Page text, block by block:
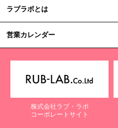
６. 個人情報（保有個人データを
正等、利用停止等の請求
情報の利用目的の通知、開示、訂
たします。これらの請求は、次の
〒761-0323 香川県高松市亀田町90-
株式会社ラブ・ラボ
ラブラボとは
営業カレンダー
株式会社ラブ・ラボ
コーポレートサイト